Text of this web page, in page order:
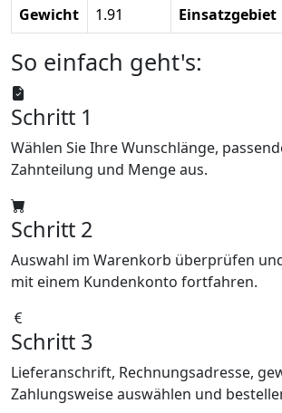
Gewicht 1.91 Einsatzgebiet
So einfach geht's:
Schritt 1
Wählen Sie Ihre Wunschlänge,
Zahnteilung und Menge aus.
Schritt 2
Auswahl im Warenkorb überprüfen
mit einem Kundenkonto fortfahren.
Schritt 3
Lieferanschrift, Rechnungsadresse,
Zahlungsweise auswählen und